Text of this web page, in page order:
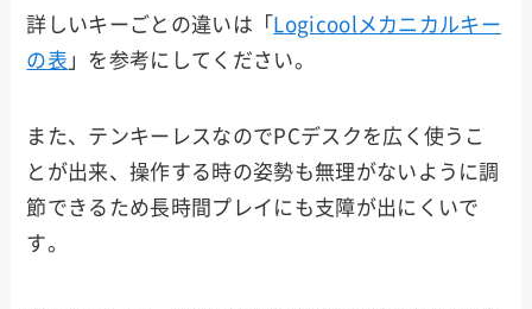
詳しいキーごとの違いは「 Logicoolメカニカルキー
の表 」を参考にしてください。
また、テンキーレスなのでPCデスクを広く使うこ
とが出来、操作する時の姿勢も無理がないように調
節できるため長時間プレイにも支障が出にくいで
す。